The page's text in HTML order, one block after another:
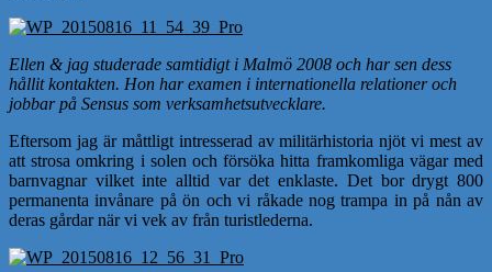
Ellen & jag studerade samtidigt i Malmö 2008 och har sen dess
hållit kontakten. Hon har examen i internationella relationer och
jobbar på Sensus som verksamhetsutvecklare.
Eftersom jag är måttligt intresserad av militärhistoria njöt vi mest av
att strosa omkring i solen och försöka hitta framkomliga vägar med
barnvagnar vilket inte alltid var det enklaste. Det bor drygt 800
permanenta invånare på ön och vi råkade nog trampa in på nån av
deras gårdar när vi vek av från turistlederna.